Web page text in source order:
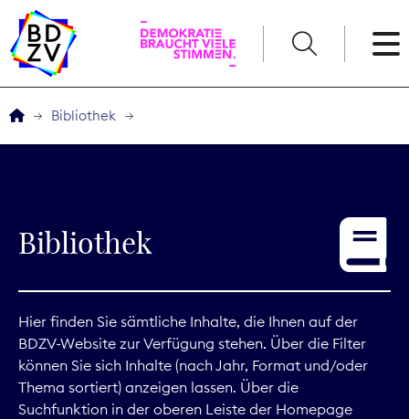
Service
Digitales
Kommunikation
Bibliothek
Bibliothek
Hier finden Sie sämtliche Inhalte, die Ihnen auf der
BDZV-Website zur Verfügung stehen. Über die Filter
können Sie sich Inhalte (nach Jahr, Format und/oder
Thema sortiert) anzeigen lassen. Über die
Suchfunktion in der oberen Leiste der Homepage